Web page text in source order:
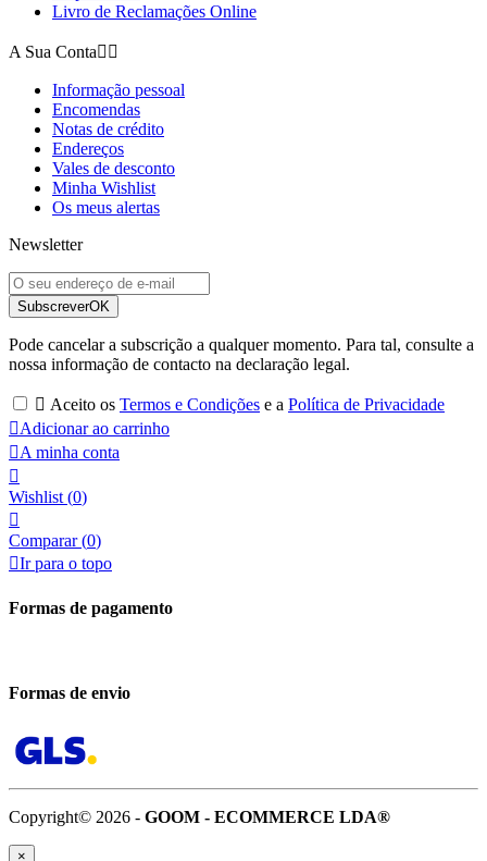
Livro de Reclamações Online
A Sua Conta 
Informação pessoal
Encomendas
Notas de crédito
Endereços
Vales de desconto
Minha Wishlist
Os meus alertas
Newsletter
SubscreverOK
Pode cancelar a subscrição a qualquer momento. Para tal, consulte a
nossa informação de contacto na declaração legal.
 Aceito os Termos e Condições e a Política de Privacidade
Adicionar ao carrinho
A minha conta

Wishlist (0)

Comparar (0)
Ir para o topo
Formas de pagamento
Formas de envio
Copyright© 2026 - GOOM - ECOMMERCE LDA®
×